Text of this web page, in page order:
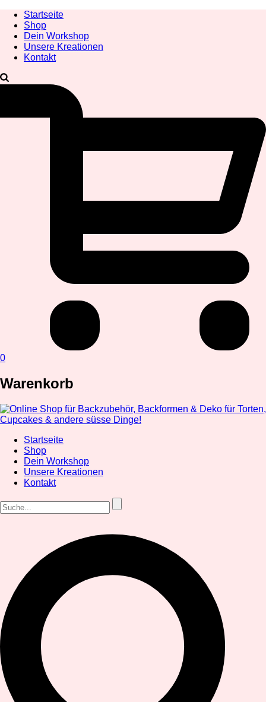
Startseite
Shop
Dein Workshop
Unsere Kreationen
Kontakt
0
Warenkorb
Startseite
Shop
Dein Workshop
Unsere Kreationen
Kontakt